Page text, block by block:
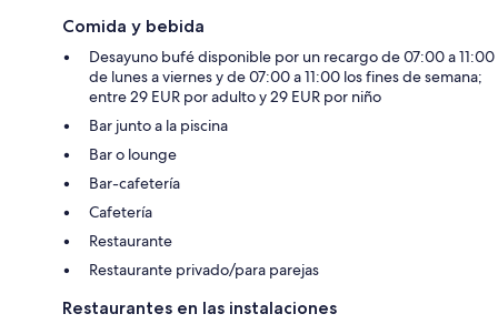
Comida y bebida
Desayuno bufé disponible por un recargo de 07:00 a 11:00
de lunes a viernes y de 07:00 a 11:00 los fines de semana;
entre 29 EUR por adulto y 29 EUR por niño
Bar junto a la piscina
Bar o lounge
Bar-cafetería
Cafetería
Restaurante
Restaurante privado/para parejas
Restaurantes en las instalaciones